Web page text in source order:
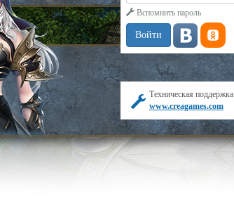
Вспомнить пароль
Техническая поддержка
www.creagames.com